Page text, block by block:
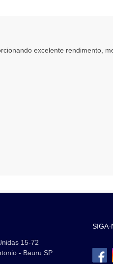
excelente rendimento,
15-72
- Bauru SP
SIGA-